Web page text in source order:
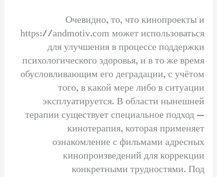
Очевидно, то, что кинопроекты и
https://andmotiv.com может использоваться
для улучшения в процессе поддержки
психологического здоровья, и в то же время
обусловливающим его деградации, с учётом
того, в какой мере либо в ситуации
эксплуатируется. В области нынешней
терапии существует специальное подход —
кинотерапия, которая применяет
ознакомление с фильмами адресных
кинопроизведений для коррекции
конкретными трудностями. Под